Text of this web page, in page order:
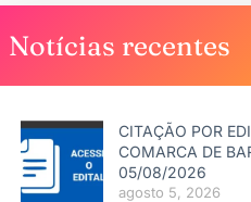
Notícias recentes
CITAÇÃO POR
COMARCA DE
05/08/2026
agosto 5, 2026